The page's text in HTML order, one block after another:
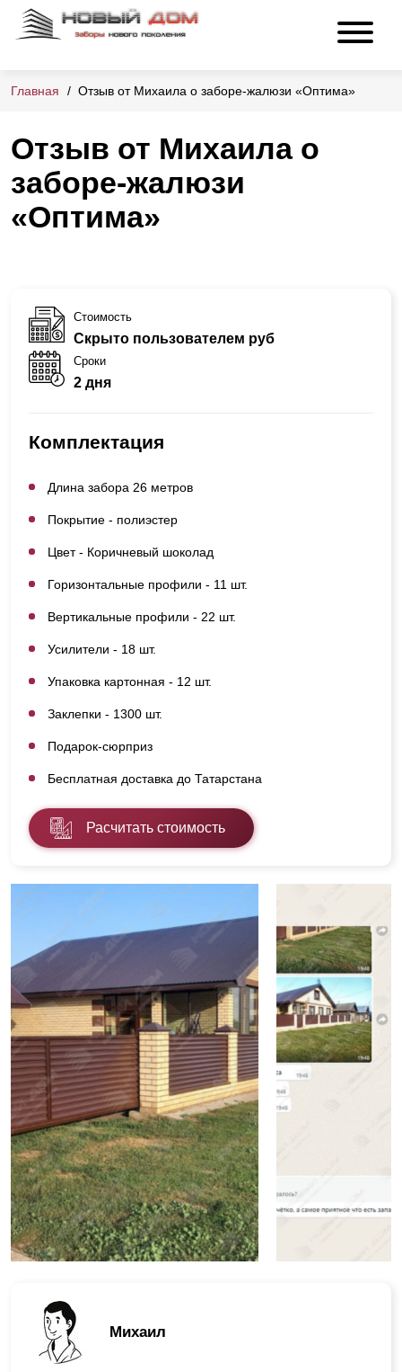
Главная Отзыв от Михаила о заборе-жалюзи «Оптима»
Отзыв от Михаила о
заборе-жалюзи
«Оптима»
Михаил
Стоимость
Скрыто пользователем руб
Сроки
2 дня
Комплектация
Длина забора 26 метров
Покрытие - полиэстер
Цвет - Коричневый шоколад
Горизонтальные профили - 11 шт.
Вертикальные профили - 22 шт.
Усилители - 18 шт.
Упаковка картонная - 12 шт.
Заклепки - 1300 шт.
Подарок-сюрприз
Бесплатная доставка до Татарстана
Расчитать стоимость